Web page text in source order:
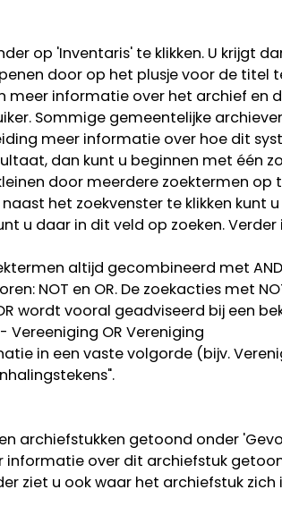
op 'Inventaris' te klikken. U krijgt
door op het plusje voor de titel
meer informatie over het archief en
Sommige gemeentelijke
meer informatie over hoe dit
dan kunt u beginnen met één
door meerdere zoektermen op
het zoekvenster te klikken kunt
u daar in dit veld op zoeken.
altijd gecombineerd met
NOT en OR. De zoekacties met
wordt vooral geadviseerd bij een
Vereeniging OR Vereniging
in een vaste volgorde (bijv.
archiefstukken getoond onder
over dit archiefstuk
ziet u ook waar het archiefstuk